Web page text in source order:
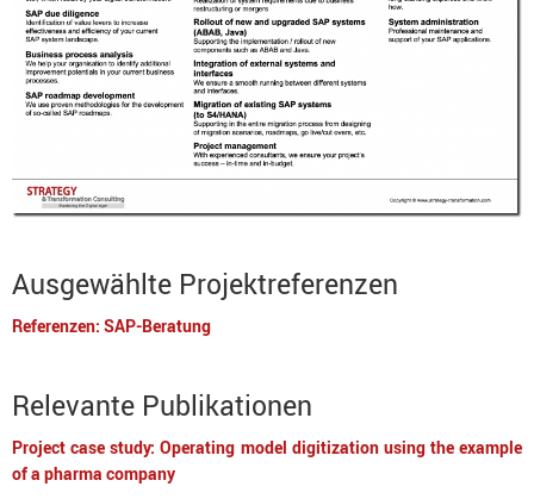
Ausgewählte Projektreferenzen
Referenzen: SAP-Beratung
Relevante Publikationen
Project case study: Operating model digitization using the example
of a pharma company